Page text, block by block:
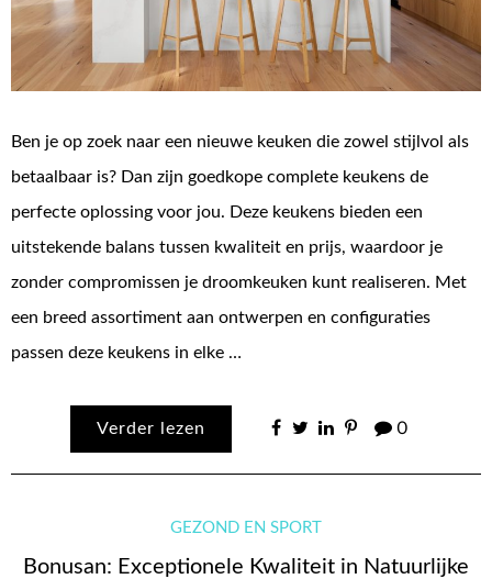
Ben je op zoek naar een nieuwe keuken die zowel stijlvol als
betaalbaar is? Dan zijn goedkope complete keukens de
perfecte oplossing voor jou. Deze keukens bieden een
uitstekende balans tussen kwaliteit en prijs, waardoor je
zonder compromissen je droomkeuken kunt realiseren. Met
een breed assortiment aan ontwerpen en configuraties
passen deze keukens in elke …
Verder lezen 0
GEZOND EN SPORT
Bonusan: Exceptionele Kwaliteit in Natuurlijke